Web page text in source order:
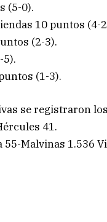
(5-0).
10 puntos (4-
(2-3).
5).
(1-3).
se registraron
41.
Malvinas 1.536